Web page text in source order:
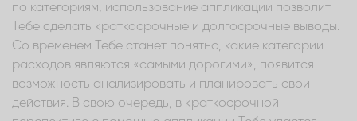
по категориям, использование аппликации позволит
Тебе сделать краткосрочные и долгосрочные выводы.
Со временем Тебе станет понятно, какие категории
расходов являются «самыми дорогими», появится
возможность анализировать и планировать свои
действия. В свою очередь, в краткосрочной